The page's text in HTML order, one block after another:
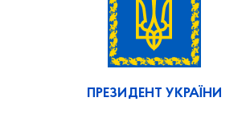
ПРЕЗИДЕНТ УКРАЇНИ